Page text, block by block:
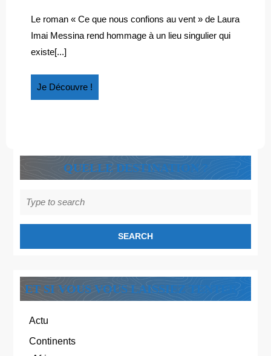
DU
VENT
téléphone
du
Le roman « Ce que nous confions au vent » de Laura
Imai Messina rend hommage à un lieu singulier qui
existe[...]
Je Découvre !
Découvre
QUELLE DESTINATION ?
for:
ET SI VOUS VOUS LAISSIEZ TENTER ?
Actu
Continents